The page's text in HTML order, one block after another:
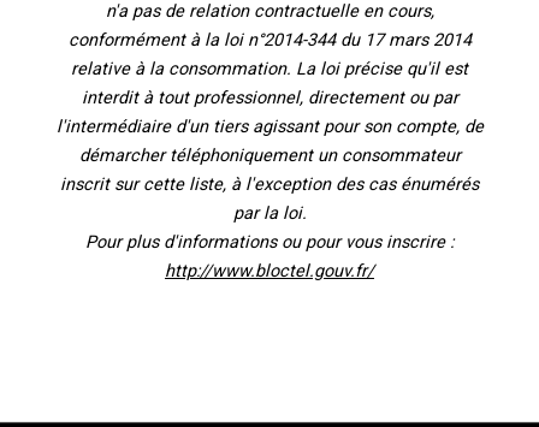
n'a pas de relation contractuelle en cours,
conformément à la loi n°2014-344 du 17 mars 2014
relative à la consommation. La loi précise qu'il est
interdit à tout professionnel, directement ou par
l'intermédiaire d'un tiers agissant pour son compte, de
démarcher téléphoniquement un consommateur
inscrit sur cette liste, à l'exception des cas énumérés
par la loi.
Pour plus d'informations ou pour vous inscrire :
http://www.bloctel.gouv.fr/